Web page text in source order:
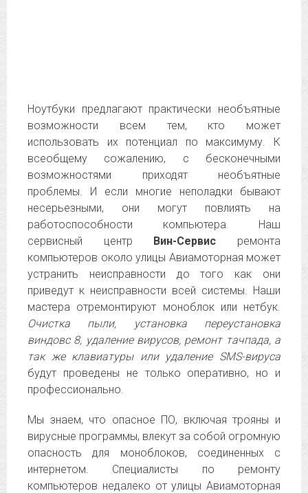
Ноутбуки предлагают практически необъятные
возможности всем тем, кто может
использовать их потенциал по максимуму. К
всеобщему сожалению, с бесконечными
возможностями приходят необъятные
проблемы. И если многие неполадки бывают
несерьезными, они могут повлиять на
работоспособности компьютера. Наш
сервисный центр Вин-Сервис ремонта
компьютеров около улицы Авиамоторная может
устранить неисправности до того как они
приведут к неисправности всей системы. Наши
мастера отремонтируют моноблок или нетбук.
Очистка пыли, установка переустановка
виндовс 8, удаление вирусов, ремонт тачпада, а
так же клавиатуры или удаление SMS-вируса
будут проведены не только оперативно, но и
профессионально.
Мы знаем, что опасное ПО, включая трояны и
вирусные программы, влекут за собой огромную
опасность для моноблоков, соединенных с
интернетом. Специалисты по ремонту
компьютеров недалеко от улицы Авиамоторная